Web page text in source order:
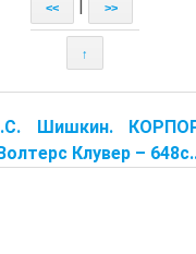
<< >>
↑
Шишкин.
Клувер –